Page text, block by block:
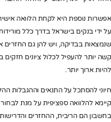
אפשרות נוספת היא לקחת הלוואה
על ידי בנקים בישראל בדרך כלל
שנמצאות בבדיקה, ויש להן גם החזרים
קשה יותר להעפיל לכלול ציונים חזקים
להיות ארוך יותר.
חיוני להסתכל על התנאים וההגבלות
קיימא להלוואה ספציפית על מנת
בחשבון הם הריבית, ההחזרים